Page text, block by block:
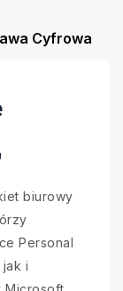
Cyfrowa
biurowy
Personal
i